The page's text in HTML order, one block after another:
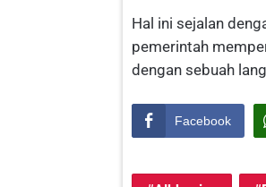
Hal ini sejalan
pemerintah
dengan sebuah
Facebook